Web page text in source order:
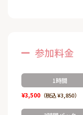
参加料金
1時間
¥3,500（税込 ¥3,850）